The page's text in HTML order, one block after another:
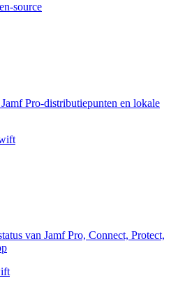
source
Pro-distributiepunten en lokale
van Jamf Pro, Connect, Protect,